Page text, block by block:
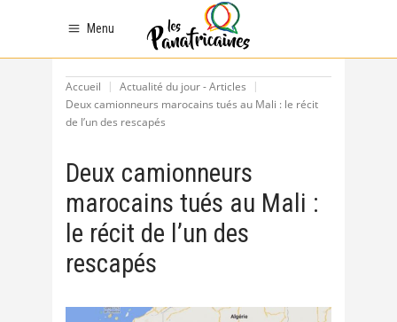
Menu
Accueil
Actualité du jour - Articles
Deux camionneurs marocains tués au Mali : le récit
de l’un des rescapés
Deux camionneurs
marocains tués au Mali :
le récit de l’un des
rescapés